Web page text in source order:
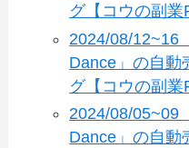
グ【コウの副業
2024/08/12~16
Dance」の自
グ【コウの副業
2024/08/05~09
Dance」の自